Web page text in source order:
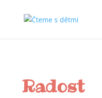
Radost